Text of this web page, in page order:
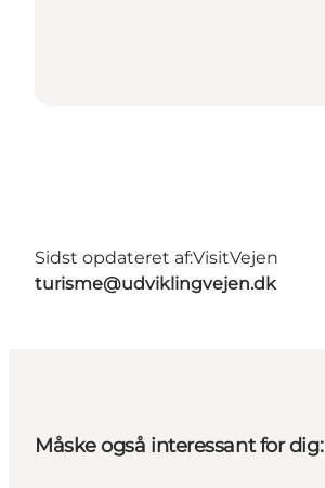
Sidst opdateret af:VisitVejen
turisme@udviklingvejen.dk
Måske også interessant for dig: